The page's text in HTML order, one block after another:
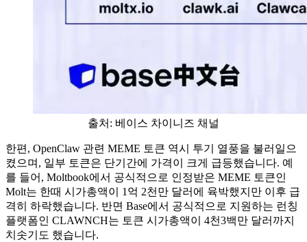
출처: 베이스 차이니즈 채널
한편, OpenClaw 관련 MEME 토큰 역시 투기 열풍을 불러일으
켰으며, 일부 토큰은 단기간에 가격이 크게 급등했습니다. 예
를 들어, Moltbook에서 공식적으로 인정받은 MEME 토큰인
Molt는 한때 시가총액이 1억 2천만 달러에 육박했지만 이후 급
격히 하락했습니다. 반면 Base에서 공식적으로 지원하는 런칭
플랫폼인 CLAWNCH는 토큰 시가총액이 4천3백만 달러까지
치솟기도 했습니다.